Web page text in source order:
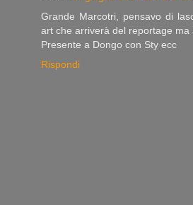
Grande Marcotri, pensavo di
art che arriverà del reportage ma
Presente a Dongo con Sty ecc
Rispondi